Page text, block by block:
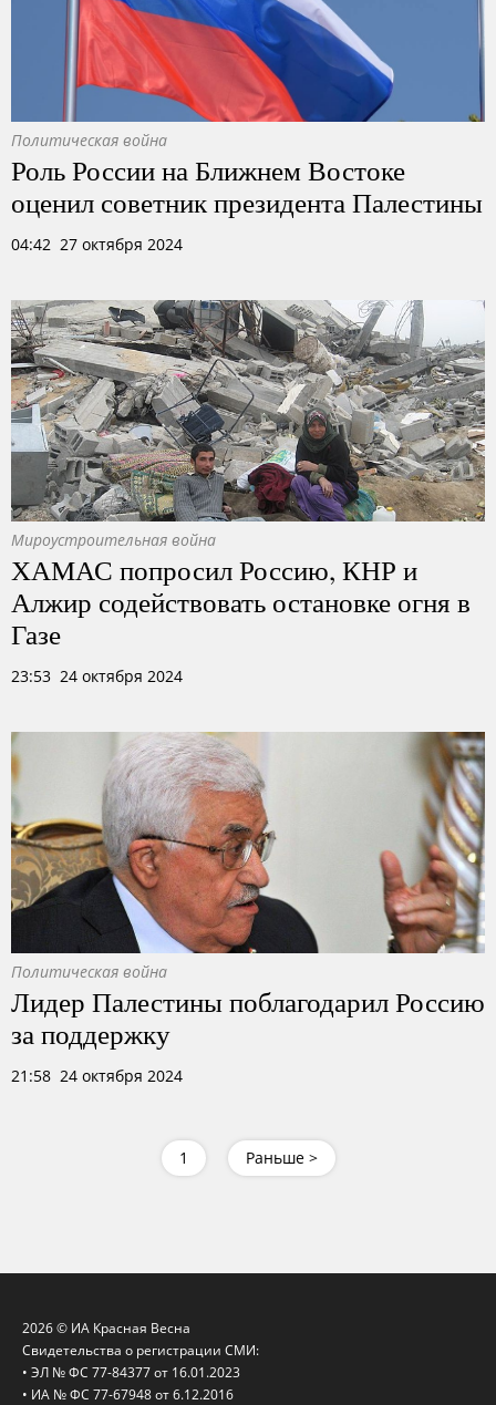
Политическая война
Роль России на Ближнем Востоке
оценил советник президента Палестины
04:42 27 октября 2024
Мироустроительная война
ХАМАС попросил Россию, КНР и
Алжир содействовать остановке огня в
Газе
23:53 24 октября 2024
Политическая война
Лидер Палестины поблагодарил Россию
за поддержку
21:58 24 октября 2024
1 Раньше >
2026 © ИА Красная Весна
Свидетельства о регистрации СМИ:
• ЭЛ № ФС 77-84377 от 16.01.2023
• ИА № ФС 77-67948 от 6.12.2016